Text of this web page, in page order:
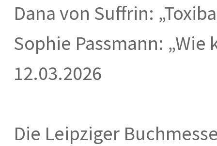
Dana von Suffrin:
Sophie Passmann: „Wie
12.03.2026
Die Leipziger